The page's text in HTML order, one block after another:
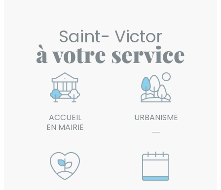
Saint- Victor
à votre service
ACCUEIL
EN MAIRIE
URBANISME